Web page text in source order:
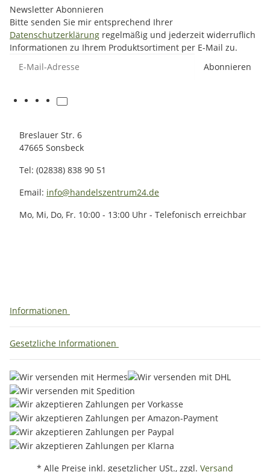
Newsletter Abonnieren
Bitte senden Sie mir entsprechend Ihrer
Datenschutzerklärung regelmäßig und jederzeit widerruflich
Informationen zu Ihrem Produktsortiment per E-Mail zu.
Abonnieren
Breslauer Str. 6
47665 Sonsbeck
Tel: (02838) 838 90 51
Email: info@handelszentrum24.de
Mo, Mi, Do, Fr. 10:00 - 13:00 Uhr - Telefonisch erreichbar
Informationen
Gesetzliche Informationen
* Alle Preise inkl. gesetzlicher USt., zzgl. Versand